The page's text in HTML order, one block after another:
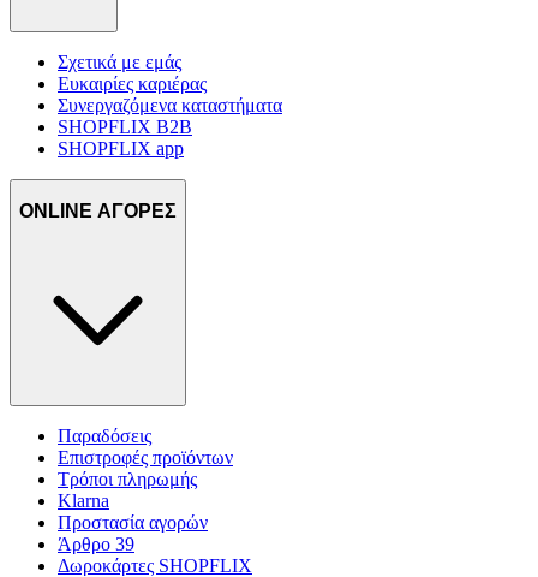
Σχετικά με εμάς
Ευκαιρίες καριέρας
Συνεργαζόμενα καταστήματα
SHOPFLIX B2B
SHOPFLIX app
ONLINE ΑΓΟΡΕΣ
Παραδόσεις
Επιστροφές προϊόντων
Τρόποι πληρωμής
Klarna
Προστασία αγορών
Άρθρο 39
Δωροκάρτες SHOPFLIX